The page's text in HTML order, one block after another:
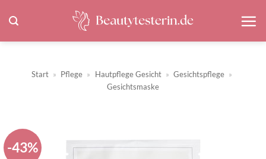
Inhalt
springen
Start » Pflege » Hautpflege Gesicht » Gesichtspflege »
Gesichtsmaske
-43%